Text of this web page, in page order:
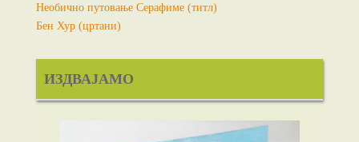
Необично путовање Серафиме (титл)
Бен Хур (цртани)
ИЗДВАЈАМО